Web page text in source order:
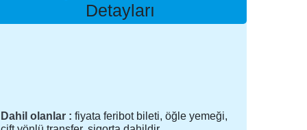
Detayları
Dahil olanlar
fiyata feribot bileti, öğle yemeği,